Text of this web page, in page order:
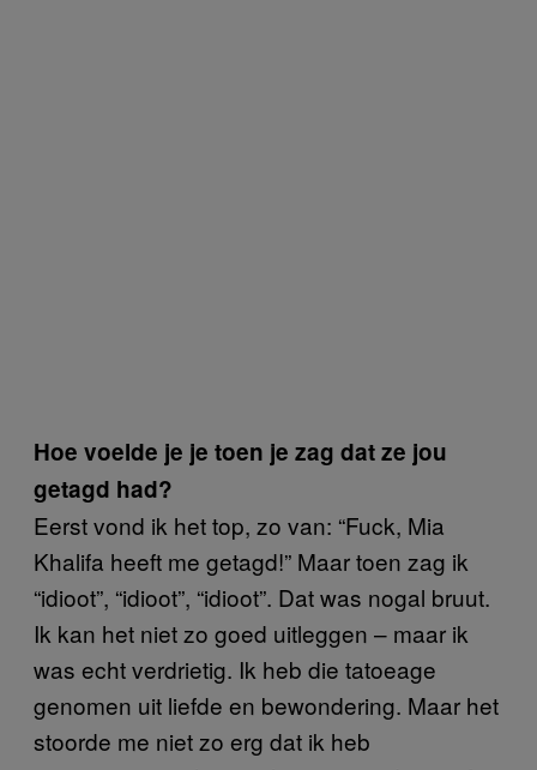
Hoe voelde je je toen je zag dat ze jou
getagd had?
Eerst vond ik het top, zo van: “Fuck, Mia
Khalifa heeft me getagd!” Maar toen zag ik
“idioot”, “idioot”, “idioot”. Dat was nogal bruut.
Ik kan het niet zo goed uitleggen – maar ik
was echt verdrietig. Ik heb die tatoeage
genomen uit liefde en bewondering. Maar het
stoorde me niet zo erg dat ik heb